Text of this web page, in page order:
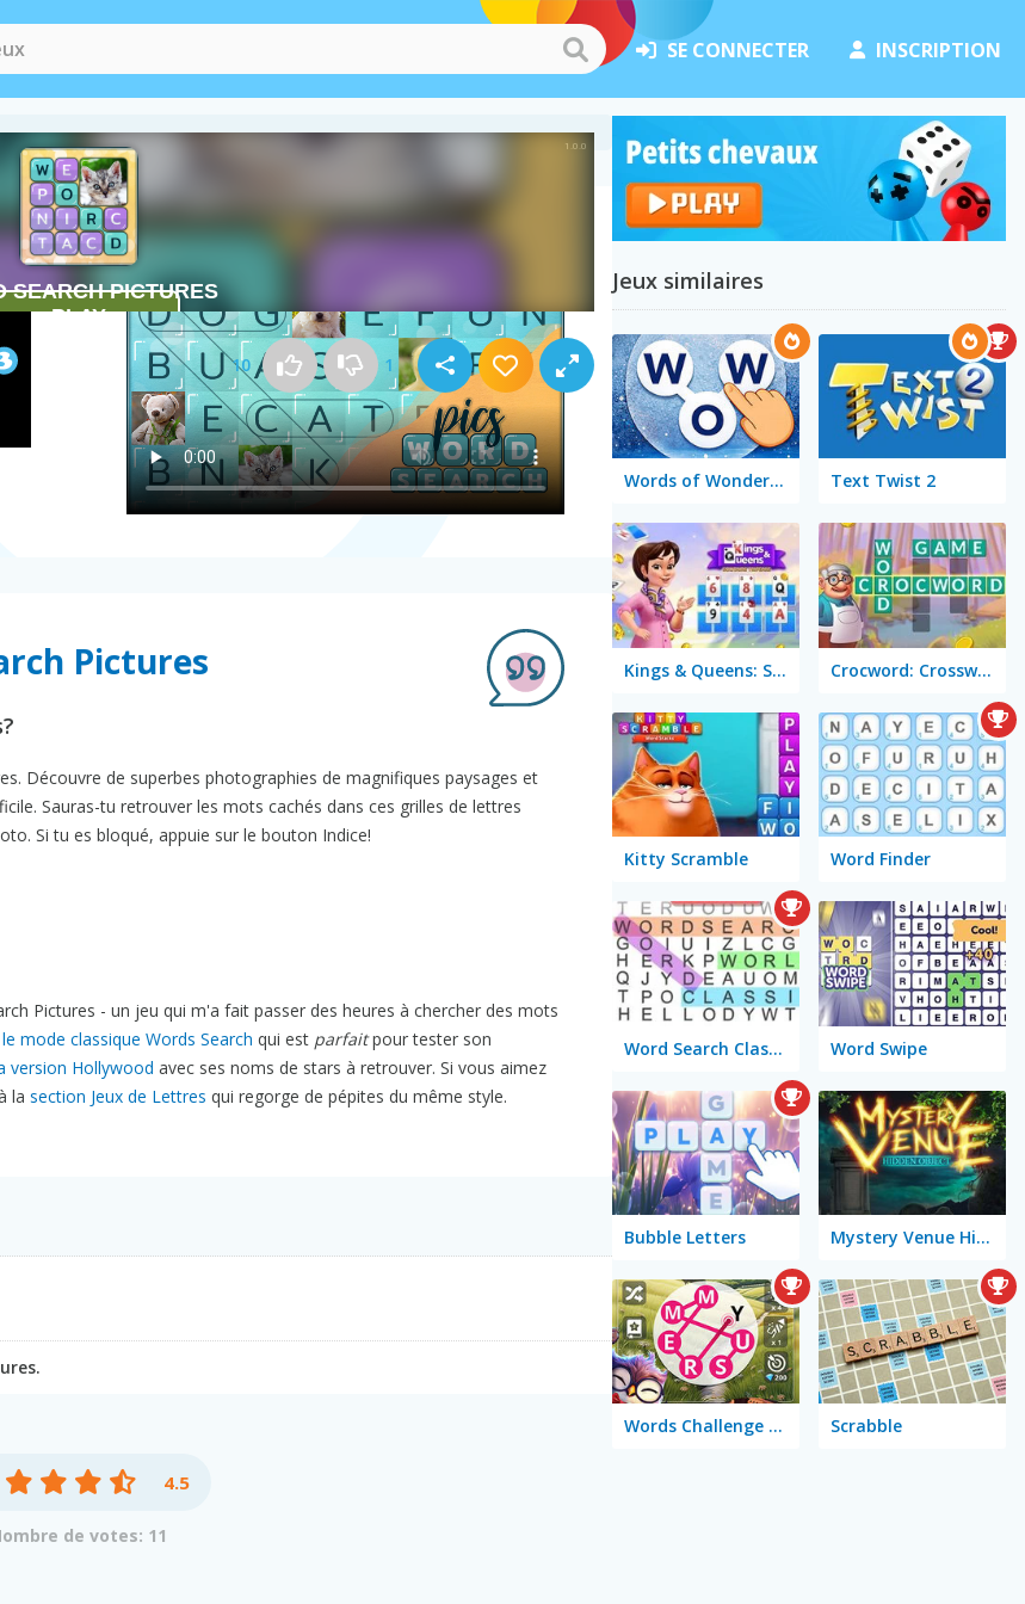
SE CONNECTER INSCRIPTION
10 1
Comment jouer à Word Search Pictures
Pictures
Découvre de superbes photographies de magnifiques paysages et
Sauras-tu retrouver les mots cachés dans ces grilles de lettres
Si tu es bloqué, appuie sur le bouton Indice!
Pictures - un jeu qui m'a fait passer des heures à chercher des mots
le mode classique Words Search qui est parfaitpour tester son
version Hollywood avec ses noms de stars à retrouver. Si vous aimez
la section Jeux de Lettres qui regorge de pépites du même style.
4.5
de votes: 11
Jeux similaires
Words of Wonders - WOW Text Twist 2
Kings & Queens: Solitaire Tripeaks Crocword: Crossword Puzzle Game
Kitty Scramble Word Finder
Word Search Classic Word Swipe
Bubble Letters Mystery Venue Hidden Object
Words Challenge Online Scrabble